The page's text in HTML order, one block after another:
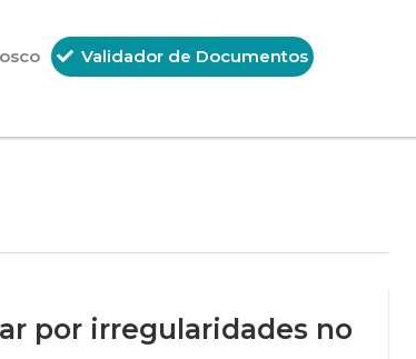
Validador de Documentos
por irregularidades no